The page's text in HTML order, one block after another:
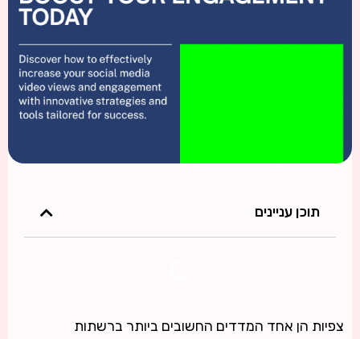
תוכן עניינים
צפיות הן אחד המדדים החשובים ביותר ברשתות